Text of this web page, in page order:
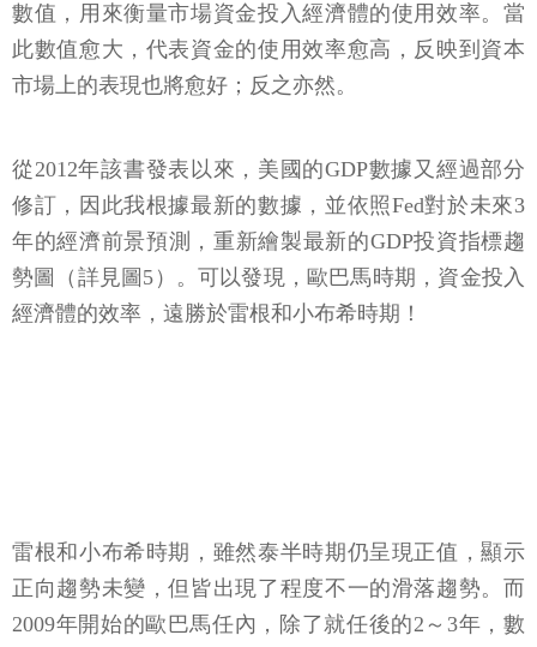
數值，用來衡量市場資金投入經濟體的使用效率。當
此數值愈大，代表資金的使用效率愈高，反映到資本
市場上的表現也將愈好；反之亦然。
從2012年該書發表以來，美國的GDP數據又經過部分
修訂，因此我根據最新的數據，並依照Fed對於未來3
年的經濟前景預測，重新繪製最新的GDP投資指標趨
勢圖（詳見圖5）。可以發現，歐巴馬時期，資金投入
經濟體的效率，遠勝於雷根和小布希時期！
雷根和小布希時期，雖然泰半時期仍呈現正值，顯示
正向趨勢未變，但皆出現了程度不一的滑落趨勢。而
2009年開始的歐巴馬任內，除了就任後的2～3年，數